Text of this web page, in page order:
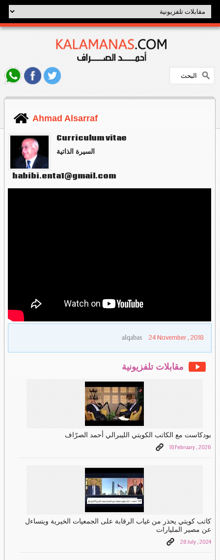
Ahmad Alsarraf
Curriculum vitae
السيرة الذاتية
habibi.enta1@gmail.com
24 November , 2018
alqabas
مقابلات تلفزيونية
بودكاست مع الكاتب الكويتي الليبرالي أحمد الصرّاف
18 February , 2026
كاتب كويتي يحذر من غياب الرقابة على الجمعيات الخيرية ويتساءل
عن مصير المليارات
28 July , 2024